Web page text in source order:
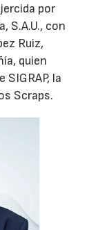
por
S.A.U., con
Ruiz,
quien
la
Scraps.